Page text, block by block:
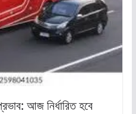
আজ নির্ধারিত হবে